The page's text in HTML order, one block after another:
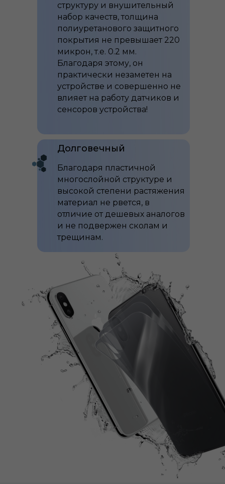
структуру и внушительный
набор качеств, толщина
полиуретанового защитного
покрытия не превышает 220
микрон, т.е. 0.2 мм.
Благодаря этому, он
практически незаметен на
устройстве и совершенно не
влияет на работу датчиков и
сенсоров устройства!
Долговечный
Благодаря пластичной
многослойной структуре и
высокой степени растяжения
материал не рвется, в
отличие от дешевых аналогов
и не подвержен сколам и
трещинам.